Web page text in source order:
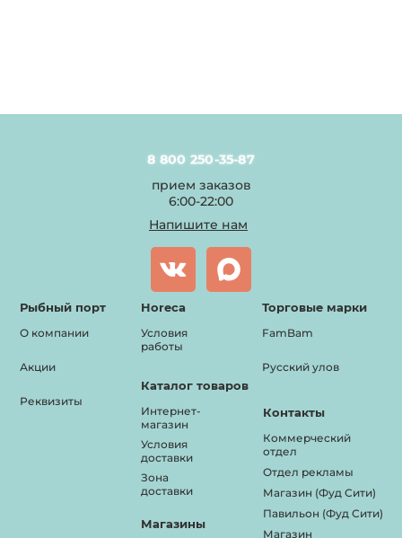
8 800 250-35-87
прием заказов
6:00-22:00
Напишите нам
Рыбный порт
О компании
Акции
Реквизиты
Horeca
Условия
работы
Каталог товаров
Интернет-
магазин
Условия
доставки
Зона
доставки
Магазины
Торговые марки
FamBam
Русский улов
Контакты
Коммерческий
отдел
Отдел рекламы
Магазин (Фуд Сити)
Павильон (Фуд Сити)
Магазин